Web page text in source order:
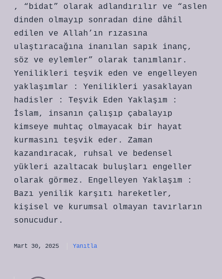
, “bidat” olarak adlandırılır ve “aslen
dinden olmayıp sonradan dine dâhil
edilen ve Allah’ın rızasına
ulaştıracağına inanılan sapık inanç,
söz ve eylemler” olarak tanımlanır.
Yenilikleri teşvik eden ve engelleyen
yaklaşımlar : Yenilikleri yasaklayan
hadisler : Teşvik Eden Yaklaşım :
İslam, insanın çalışıp çabalayıp
kimseye muhtaç olmayacak bir hayat
kurmasını teşvik eder. Zaman
kazandıracak, ruhsal ve bedensel
yükleri azaltacak buluşları engeller
olarak görmez. Engelleyen Yaklaşım :
Bazı yenilik karşıtı hareketler,
kişisel ve kurumsal olmayan tavırların
sonucudur.
Mart 30, 2025 Yanıtla